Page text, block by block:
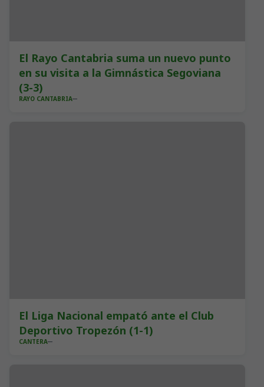
El Rayo Cantabria suma un nuevo punto
en su visita a la Gimnástica Segoviana
(3-3)
RAYO CANTABRIA
El Liga Nacional empató ante el Club
Deportivo Tropezón (1-1)
CANTERA